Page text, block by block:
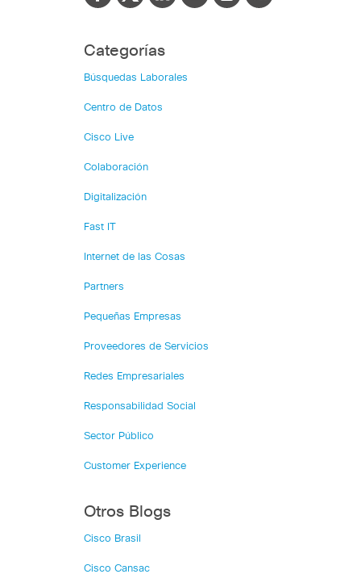
Categorías
Búsquedas Laborales
Centro de Datos
Cisco Live
Colaboración
Digitalización
Fast IT
Internet de las Cosas
Partners
Pequeñas Empresas
Proveedores de Servicios
Redes Empresariales
Responsabilidad Social
Sector Público
Customer Experience
Otros Blogs
Cisco Brasil
Cisco Cansac